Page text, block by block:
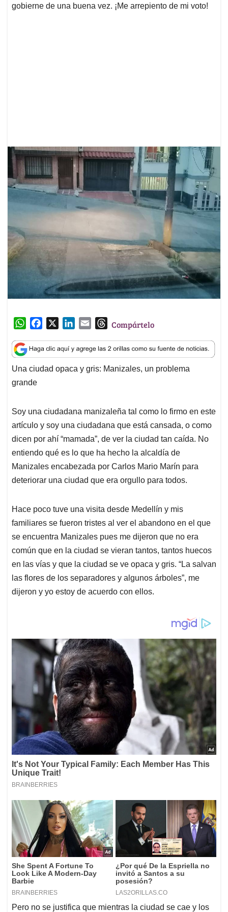
gobierne de una buena vez. ¡Me arrepiento de mi voto!
W
a
t
s
A
p
c
e
b
k
n
k
e
n
a
i
l
T
r
e
a
Compártelo
Una ciudad opaca y gris: Manizales, un problema
grande
Soy una ciudadana manizaleña tal como lo firmo en este
artículo y soy una ciudadana que está cansada, o como
dicen por ahí “mamada”, de ver la ciudad tan caída. No
entiendo qué es lo que ha hecho la alcaldía de
Manizales encabezada por Carlos Mario Marín para
deteriorar una ciudad que era orgullo para todos.
Hace poco tuve una visita desde Medellín y mis
familiares se fueron tristes al ver el abandono en el que
se encuentra Manizales pues me dijeron que no era
común que en la ciudad se vieran tantos, tantos huecos
en las vías y que la ciudad se ve opaca y gris. “La salvan
las flores de los separadores y algunos árboles”, me
dijeron y yo estoy de acuerdo con ellos.
Pero no se justifica que mientras la ciudad se cae y los